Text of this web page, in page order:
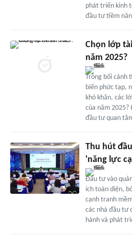
phát triển kinh
đầu tư tiềm
Chọn lớp
năm 2025?
Trong bối cảnh
biến phức tạp,
khó khăn, các
của năm 2025?
đầu tư quan
Thu hút
'năng lực
Đầu tư vào
ích toàn diện,
cạnh tranh
các nhà đầu tư
hành và phát